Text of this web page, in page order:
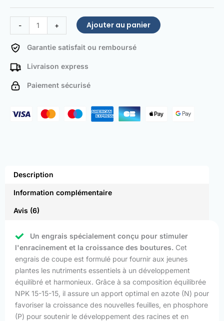
- + Ajouter au panier
Garantie satisfait ou remboursé
Livraison express
Paiement sécurisé
Description
Information complémentaire
Avis (6)
Un engrais spécialement conçu pour stimuler
l'enracinement et la croissance des boutures. Cet
engrais de coupe est formulé pour fournir aux jeunes
plantes les nutriments essentiels à un développement
équilibré et harmonieux. Grâce à sa composition équilibrée
NPK 15-15-15, il assure un apport optimal en azote (N) pour
favoriser la croissance des nouvelles feuilles, en phosphore
(P) pour soutenir le développement des racines et en